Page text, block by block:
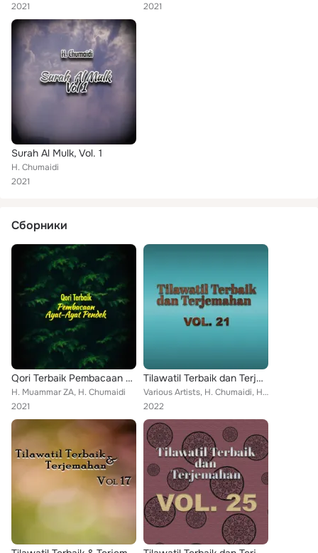
2021
2021
Surah Al Mulk, Vol. 1
H. Chumaidi
2021
Сборники
Qori Terbaik Pembacaan Ayat-Ayat Pendek
H. Muammar ZA, H. Chumaidi
2021
Tilawatil Terbaik dan Terjemahan, Vol. 21
Various Artists, H. Chumaidi, H. Nanang Qosim ZA, Hj Nunung Efendi, Hj Qomariyah
2022